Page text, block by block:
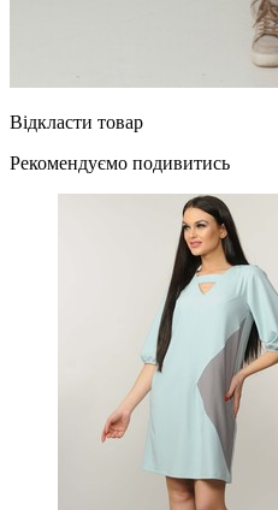
Відкласти товар
Рекомендуємо подивитись